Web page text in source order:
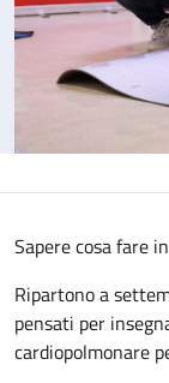
Sapere cosa fare
Ripartono a
pensati per
cardiopolmonare